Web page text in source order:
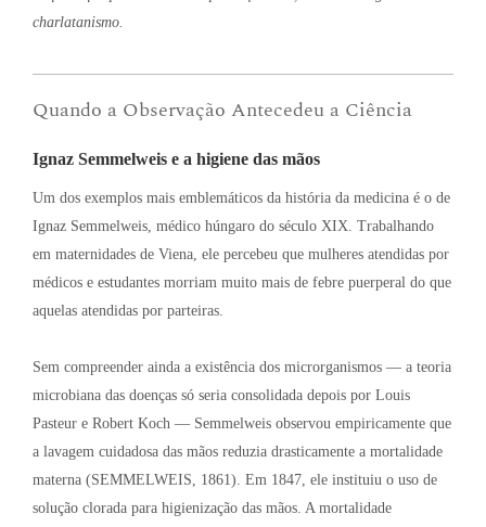
charlatanismo.
Quando a Observação Antecedeu a Ciência
Ignaz Semmelweis e a higiene das mãos
Um dos exemplos mais emblemáticos da história da medicina é o de
Ignaz Semmelweis, médico húngaro do século XIX. Trabalhando
em maternidades de Viena, ele percebeu que mulheres atendidas por
médicos e estudantes morriam muito mais de febre puerperal do que
aquelas atendidas por parteiras.
Sem compreender ainda a existência dos microrganismos — a teoria
microbiana das doenças só seria consolidada depois por Louis
Pasteur e Robert Koch — Semmelweis observou empiricamente que
a lavagem cuidadosa das mãos reduzia drasticamente a mortalidade
materna (SEMMELWEIS, 1861). Em 1847, ele instituiu o uso de
solução clorada para higienização das mãos. A mortalidade